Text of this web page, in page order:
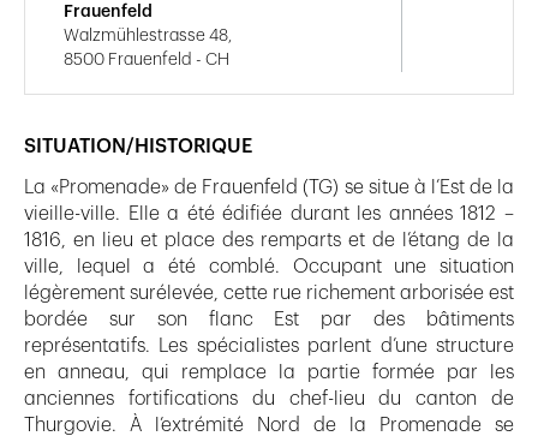
SITUATION/HISTORIQUE
La «Promenade» de Frauenfeld (TG) se situe à l’Est de la
vieille-ville. Elle a été édifiée durant les années 1812 –
1816, en lieu et place des remparts et de l’étang de la
ville, lequel a été comblé. Occupant une situation
légèrement surélevée, cette rue richement arborisée est
bordée sur son flanc Est par des bâtiments
représentatifs. Les spécialistes parlent d’une structure
en anneau, qui remplace la partie formée par les
anciennes fortifications du chef-lieu du canton de
Thurgovie. À l’extrémité Nord de la Promenade se
Frauenfeld
Walzmühlestrasse 48,
8500 Frauenfeld - CH